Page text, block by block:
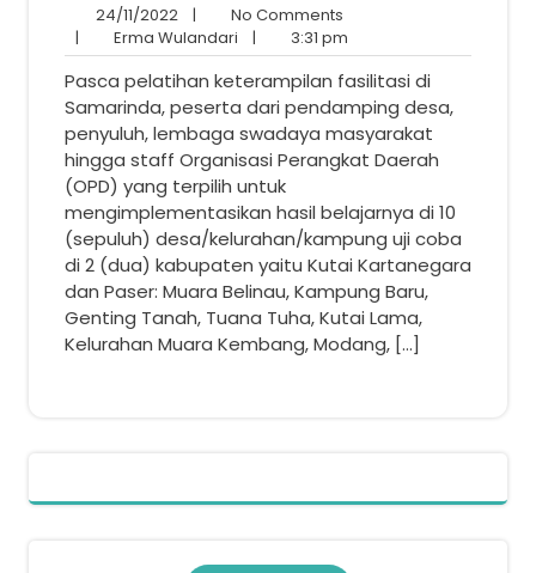
24/11/202224/11/2022
| No Comments
Comments
| Erma Wulandari Erma
Wulandari
| 3:31 pm
pm
Pasca pelatihan keterampilan fasilitasi di
Samarinda, peserta dari pendamping desa,
penyuluh, lembaga swadaya masyarakat
hingga staff Organisasi Perangkat Daerah
(OPD) yang terpilih untuk
mengimplementasikan hasil belajarnya di 10
(sepuluh) desa/kelurahan/kampung uji coba
di 2 (dua) kabupaten yaitu Kutai Kartanegara
dan Paser: Muara Belinau, Kampung Baru,
Genting Tanah, Tuana Tuha, Kutai Lama,
Kelurahan Muara Kembang, Modang, […]